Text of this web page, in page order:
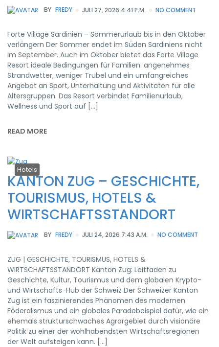
BY FREDY JULI 27, 2026 4:41 P.M. NO COMMENT
Forte Village Sardinien – Sommerurlaub bis in den Oktober
verlängern Der Sommer endet im Süden Sardiniens nicht
im September. Auch im Oktober bietet das Forte Village
Resort ideale Bedingungen für Familien: angenehmes
Strandwetter, weniger Trubel und ein umfangreiches
Angebot an Sport, Unterhaltung und Aktivitäten für alle
Altersgruppen. Das Resort verbindet Familienurlaub,
Wellness und Sport auf […]
READ MORE
Hotels
KANTON ZUG – GESCHICHTE,
TOURISMUS, HOTELS &
WIRTSCHAFTSSTANDORT
BY FREDY JULI 24, 2026 7:43 A.M. NO COMMENT
ZUG | GESCHICHTE, TOURISMUS, HOTELS &
WIRTSCHAFTSSTANDORT Kanton Zug: Leitfaden zu
Geschichte, Kultur, Tourismus und dem globalen Krypto-
und Wirtschafts-Hub der Schweiz Der Schweizer Kanton
Zug ist ein faszinierendes Phänomen des modernen
Föderalismus und ein globales Paradebeispiel dafür, wie ein
ehemals strukturschwaches Agrargebiet durch visionäre
Politik zu einer der wohlhabendsten Wirtschaftsregionen
der Welt aufsteigen kann. […]